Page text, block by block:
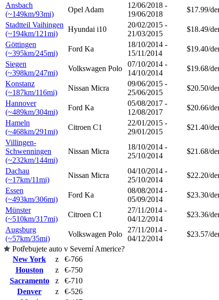
Ansbach
(~149km/93mi)
Opel Adam
12/06/2018 -
19/06/2018
$17.99/
Stadtteil Vaihingen
(~194km/121mi)
Hyundai i10
20/02/2015 -
21/03/2015
$18.49/
Göttingen
(~395km/245mi)
Ford Ka
18/10/2014 -
15/11/2014
$19.40/
Siegen
(~398km/247mi)
Volkswagen Polo
07/10/2014 -
14/10/2014
$19.68/
Konstanz
(~187km/116mi)
Nissan Micra
09/06/2015 -
25/06/2015
$20.50/
Hannover
(~489km/304mi)
Ford Ka
05/08/2017 -
12/08/2017
$20.66/
Hameln
(~468km/291mi)
Citroen C1
22/01/2015 -
29/01/2015
$21.40/
Villingen-
Schwenningen
(~232km/144mi)
Nissan Micra
18/10/2014 -
25/10/2014
$21.68/
Dachau
(~17km/11mi)
Nissan Micra
04/10/2014 -
25/10/2014
$22.20/
Essen
(~493km/306mi)
Ford Ka
08/08/2014 -
05/09/2014
$23.30/
Münster
(~510km/317mi)
Citroen C1
27/11/2014 -
04/12/2014
$23.36/
Augsburg
(~57km/35mi)
Volkswagen Polo
27/11/2014 -
04/12/2014
$23.57/
Potřebujete auto v Severní Americe?
New York
z
€-766
Houston
z
€-750
Sacramento
z
€-710
Denver
z
€-526